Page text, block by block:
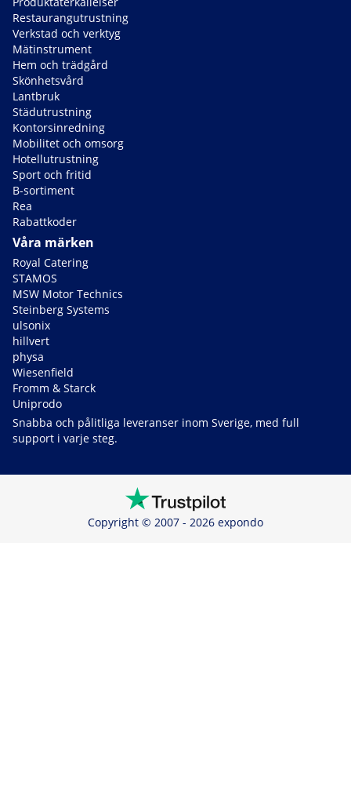
Restaurangutrustning
Verkstad och verktyg
Mätinstrument
Hem och trädgård
Skönhetsvård
Lantbruk
Städutrustning
Kontorsinredning
Mobilitet och omsorg
Hotellutrustning
Sport och fritid
B-sortiment
Rea
Rabattkoder
Våra märken
Royal Catering
STAMOS
MSW Motor Technics
Steinberg Systems
ulsonix
hillvert
physa
Wiesenfield
Fromm & Starck
Uniprodo
Snabba och pålitliga leveranser inom Sverige, med full
support i varje steg.
Copyright © 2007 - 2026 expondo